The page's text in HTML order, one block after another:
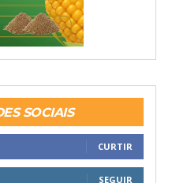
SOCIAIS
CURTIR
SEGUIR